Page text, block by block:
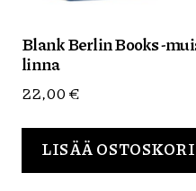
Blank Berlin Books -
linna
22,00€
LISÄÄ